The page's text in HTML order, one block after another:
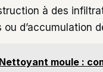
à des
ou d’accumulation
Nettoyant moule :